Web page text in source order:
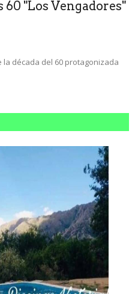
60 "Los Vengadores"
década del 60 protagonizada